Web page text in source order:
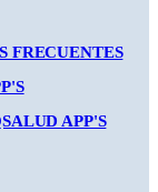
FRECUENTES
APP'S